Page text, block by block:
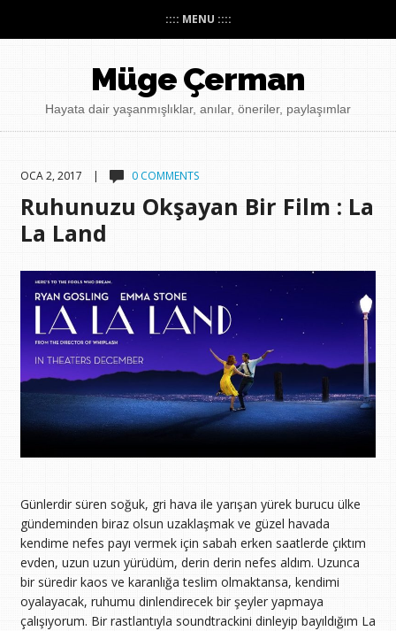
:::: MENU ::::
Müge Çerman
Hayata dair yaşanmışlıklar, anılar, öneriler, paylaşımlar
OCA 2, 2017 | 0 COMMENTS
Ruhunuzu Okşayan Bir Film : La
La Land
Günlerdir süren soğuk, gri hava ile yarışan yürek burucu ülke
gündeminden biraz olsun uzaklaşmak ve güzel havada
kendime nefes payı vermek için sabah erken saatlerde çıktım
evden, uzun uzun yürüdüm, derin derin nefes aldım. Uzunca
bir süredir kaos ve karanlığa teslim olmaktansa, kendimi
oyalayacak, ruhumu dinlendirecek bir şeyler yapmaya
çalışıyorum. Bir rastlantıyla soundtrackini dinleyip bayıldığım La